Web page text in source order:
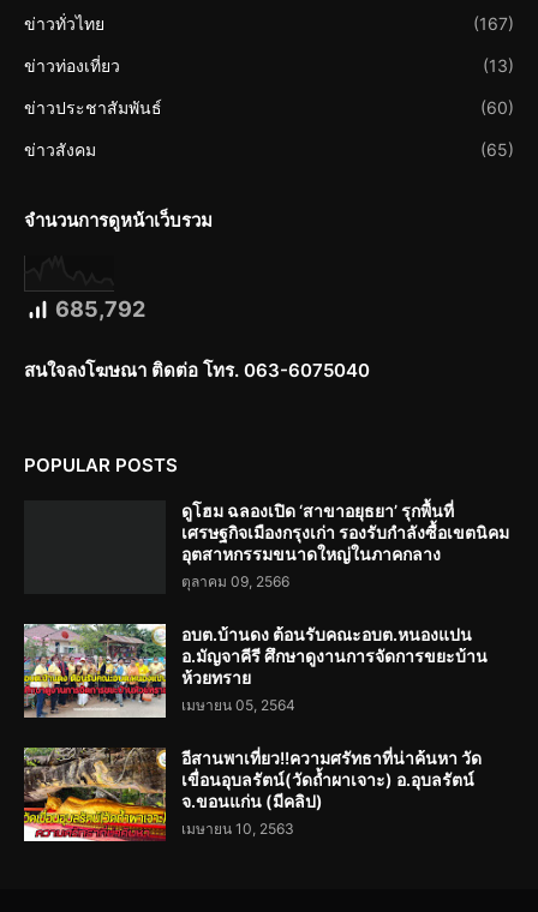
ข่าวทั่วไทย (167)
ข่าวท่องเที่ยว (13)
ข่าวประชาสัมพันธ์ (60)
ข่าวสังคม (65)
จำนวนการดูหน้าเว็บรวม
685,792
สนใจลงโฆษณา ติดต่อ โทร. 063-6075040
POPULAR POSTS
ดูโฮม ฉลองเปิด ‘สาขาอยุธยา’ รุกพื้นที่
เศรษฐกิจเมืองกรุงเก่า รองรับกำลังซื้อเขตนิคม
อุตสาหกรรมขนาดใหญ่ในภาคกลาง
ตุลาคม 09, 2566
อบต.บ้านดง ต้อนรับคณะอบต.หนองแปน
อ.มัญจาคีรี ศึกษาดูงานการจัดการขยะบ้าน
ห้วยทราย
เมษายน 05, 2564
อีสานพาเที่ยว!!ความศรัทธาที่น่าค้นหา วัด
เขื่อนอุบลรัตน์(วัดถ้ำผาเจาะ) อ.อุบลรัตน์
จ.ขอนแก่น (มีคลิป)
เมษายน 10, 2563